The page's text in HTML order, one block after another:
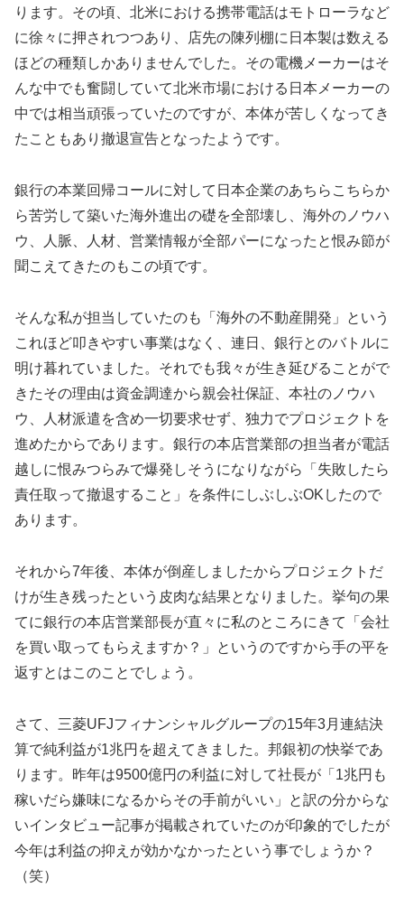
ります。その頃、北米における携帯電話はモトローラなど
に徐々に押されつつあり、店先の陳列棚に日本製は数える
ほどの種類しかありませんでした。その電機メーカーはそ
んな中でも奮闘していて北米市場における日本メーカーの
中では相当頑張っていたのですが、本体が苦しくなってき
たこともあり撤退宣告となったようです。
銀行の本業回帰コールに対して日本企業のあちらこちらか
ら苦労して築いた海外進出の礎を全部壊し、海外のノウハ
ウ、人脈、人材、営業情報が全部パーになったと恨み節が
聞こえてきたのもこの頃です。
そんな私が担当していたのも「海外の不動産開発」という
これほど叩きやすい事業はなく、連日、銀行とのバトルに
明け暮れていました。それでも我々が生き延びることがで
きたその理由は資金調達から親会社保証、本社のノウハ
ウ、人材派遣を含め一切要求せず、独力でプロジェクトを
進めたからであります。銀行の本店営業部の担当者が電話
越しに恨みつらみで爆発しそうになりながら「失敗したら
責任取って撤退すること」を条件にしぶしぶOKしたので
あります。
それから7年後、本体が倒産しましたからプロジェクトだ
けが生き残ったという皮肉な結果となりました。挙句の果
てに銀行の本店営業部長が直々に私のところにきて「会社
を買い取ってもらえますか？」というのですから手の平を
返すとはこのことでしょう。
さて、三菱UFJフィナンシャルグループの15年3月連結決
算で純利益が1兆円を超えてきました。邦銀初の快挙であ
ります。昨年は9500億円の利益に対して社長が「1兆円も
稼いだら嫌味になるからその手前がいい」と訳の分からな
いインタビュー記事が掲載されていたのが印象的でしたが
今年は利益の抑えが効かなかったという事でしょうか？
（笑）